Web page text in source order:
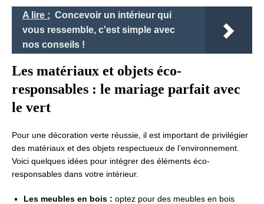
A lire : Concevoir un intérieur qui
vous ressemble, c'est simple avec
nos conseils !
Les matériaux et objets éco-
responsables : le mariage parfait avec
le vert
Pour une décoration verte réussie, il est important de privilégier
des matériaux et des objets respectueux de l’environnement.
Voici quelques idées pour intégrer des éléments éco-
responsables dans votre intérieur.
Les meubles en bois : optez pour des meubles en bois